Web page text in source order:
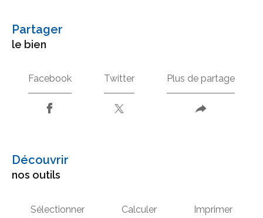
partager
le bien
Facebook Twitter Plus de partage
découvrir
nos outils
Sélectionner Calculer Imprimer